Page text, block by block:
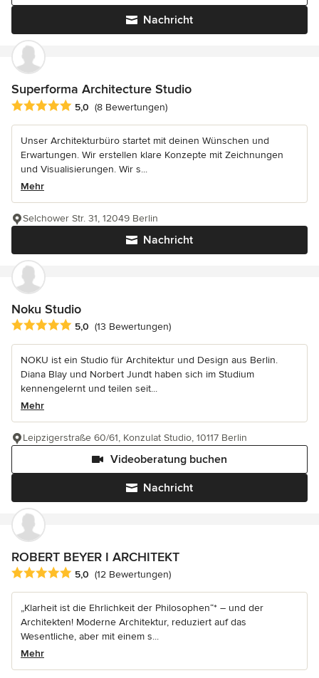
Nachricht
Superforma Architecture Studio
Durchschnittliche Bewertung: 5 von 5 Sternen
5,0 (8 Bewertungen)
Unser Architekturbüro startet mit deinen Wünschen und
Erwartungen. Wir erstellen klare Konzepte mit Zeichnungen
und Visualisierungen. Wir s...
Mehr
Nachricht
Selchower Str. 31, 12049 Berlin
Noku Studio
Durchschnittliche Bewertung: 5 von 5 Sternen
5,0 (13 Bewertungen)
NOKU ist ein Studio für Architektur und Design aus Berlin.
Diana Blay und Norbert Jundt haben sich im Studium
kennengelernt und teilen seit...
Mehr
Nachricht
Videoberatung buchen
Leipzigerstraße 60/61, Konzulat Studio, 10117 Berlin
ROBERT BEYER I ARCHITEKT
Durchschnittliche Bewertung: 5 von 5 Sternen
5,0 (12 Bewertungen)
„Klarheit ist die Ehrlichkeit der Philosophen“* – und der
Architekten! Moderne Architektur, reduziert auf das
Wesentliche, aber mit einem s...
Mehr